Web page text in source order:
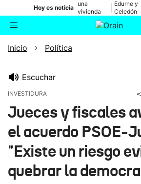
Hoy es noticia
una
vivienda
de Bilbao
Edurne y
Celedón
Buscador
Ikusmiran
Eguraldia
Inicio Política
Escuchar
INVESTIDURA
Jueces y fiscales
el acuerdo PSOE-
"Existe un riesgo
quebrar la